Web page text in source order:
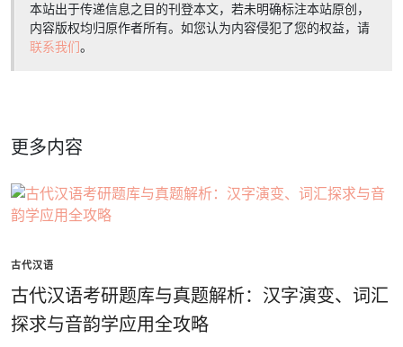
本站出于传递信息之目的刊登本文，若未明确标注本站原创，
内容版权均归原作者所有。如您认为内容侵犯了您的权益，请
联系我们。
更多内容
古代汉语
古代汉语考研题库与真题解析：汉字演变、词汇
探求与音韵学应用全攻略